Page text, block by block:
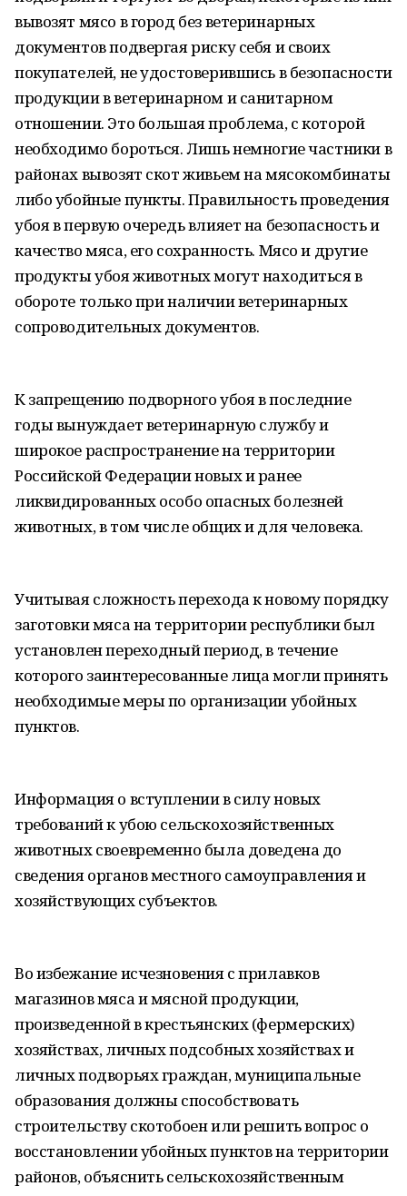
вывозят мясо в город без ветеринарных
документов подвергая риску себя и своих
покупателей, не удостоверившись в безопасности
продукции в ветеринарном и санитарном
отношении. Это большая проблема, с которой
необходимо бороться. Лишь немногие частники в
районах вывозят скот живьем на мясокомбинаты
либо убойные пункты. Правильность проведения
убоя в первую очередь влияет на безопасность и
качество мяса, его сохранность. Мясо и другие
продукты убоя животных могут находиться в
обороте только при наличии ветеринарных
сопроводительных документов.
К запрещению подворного убоя в последние
годы вынуждает ветеринарную службу и
широкое распространение на территории
Российской Федерации новых и ранее
ликвидированных особо опасных болезней
животных, в том числе общих и для человека.
Учитывая сложность перехода к новому порядку
заготовки мяса на территории республики был
установлен переходный период, в течение
которого заинтересованные лица могли принять
необходимые меры по организации убойных
пунктов.
Информация о вступлении в силу новых
требований к убою сельскохозяйственных
животных своевременно была доведена до
сведения органов местного самоуправления и
хозяйствующих cубъектов.
Во избежание исчезновения с прилавков
магазинов мяса и мясной продукции,
произведенной в крестьянских (фермерских)
хозяйствах, личных подсобных хозяйствах и
личных подворьях граждан, муниципальные
образования должны способствовать
строительству скотобоен или решить вопрос о
восстановлении убойных пунктов на территории
районов, объяснить сельскохозяйственным